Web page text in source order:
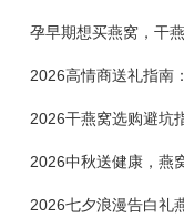
2026中秋送健康，燕